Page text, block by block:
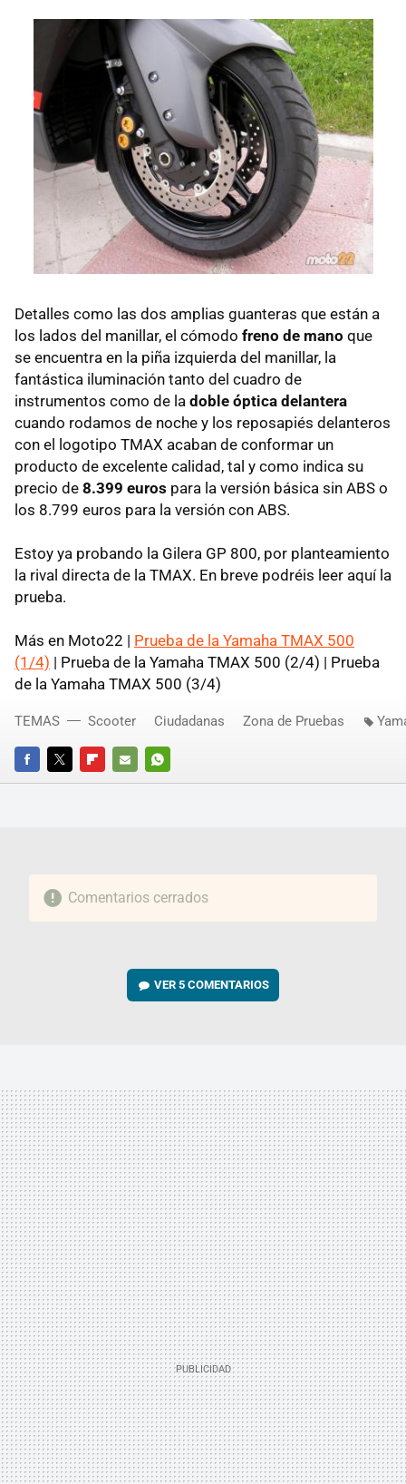
Detalles como las dos amplias guanteras que están a
los lados del manillar, el cómodo freno de mano que
se encuentra en la piña izquierda del manillar, la
fantástica iluminación tanto del cuadro de
instrumentos como de la doble óptica delantera
cuando rodamos de noche y los reposapiés delanteros
con el logotipo TMAX acaban de conformar un
producto de excelente calidad, tal y como indica su
precio de 8.399 euros para la versión básica sin ABS o
los 8.799 euros para la versión con ABS.
Estoy ya probando la Gilera GP 800, por planteamiento
la rival directa de la TMAX. En breve podréis leer aquí la
prueba.
Más en Moto22 | Prueba de la Yamaha TMAX 500
(1/4) | Prueba de la Yamaha TMAX 500 (2/4) | Prueba
de la Yamaha TMAX 500 (3/4)
FACEBOOKTWITTERFLIPBOARD
E-
WHATSAPP
TEMAS Scooter Ciudadanas Zona de Pruebas
Comentarios cerrados
VER5 COMENTARIOS